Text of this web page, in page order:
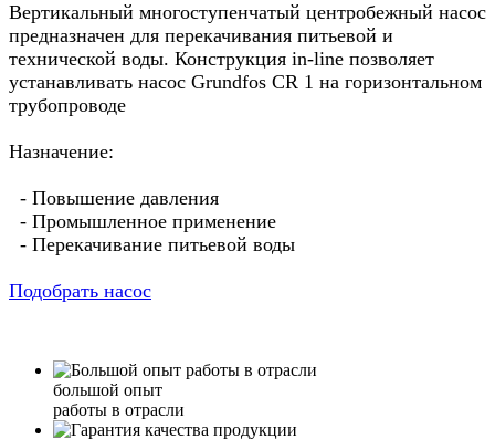
Вертикальный многоступенчатый центробежный насос
предназначен для перекачивания питьевой и
технической воды. Конструкция in-line позволяет
устанавливать насос Grundfos CR 1 на горизонтальном
трубопроводе
Назначение:
- Повышение давления
- Промышленное применение
- Перекачивание питьевой воды
Подобрать насос
большой опыт
работы в отрасли